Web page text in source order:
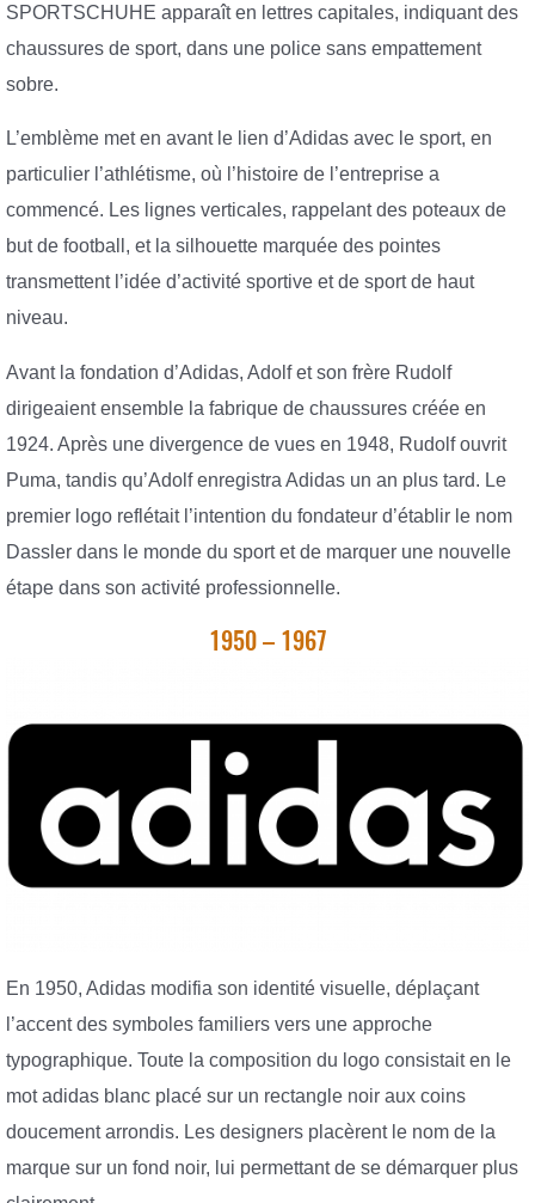
SPORTSCHUHE apparaît en lettres capitales, indiquant des
chaussures de sport, dans une police sans empattement
sobre.
L’emblème met en avant le lien d’Adidas avec le sport, en
particulier l’athlétisme, où l’histoire de l’entreprise a
commencé. Les lignes verticales, rappelant des poteaux de
but de football, et la silhouette marquée des pointes
transmettent l’idée d’activité sportive et de sport de haut
niveau.
Avant la fondation d’Adidas, Adolf et son frère Rudolf
dirigeaient ensemble la fabrique de chaussures créée en
1924. Après une divergence de vues en 1948, Rudolf ouvrit
Puma, tandis qu’Adolf enregistra Adidas un an plus tard. Le
premier logo reflétait l’intention du fondateur d’établir le nom
Dassler dans le monde du sport et de marquer une nouvelle
étape dans son activité professionnelle.
1950 – 1967
En 1950, Adidas modifia son identité visuelle, déplaçant
l’accent des symboles familiers vers une approche
typographique. Toute la composition du logo consistait en le
mot adidas blanc placé sur un rectangle noir aux coins
doucement arrondis. Les designers placèrent le nom de la
marque sur un fond noir, lui permettant de se démarquer plus